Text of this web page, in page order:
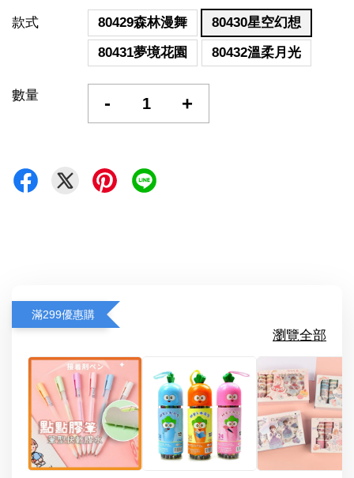
款式 80429森林漫舞
80430星空幻想
80431夢境花園
80432溫柔月光
數量 - +
滿299優惠購
瀏覽全部